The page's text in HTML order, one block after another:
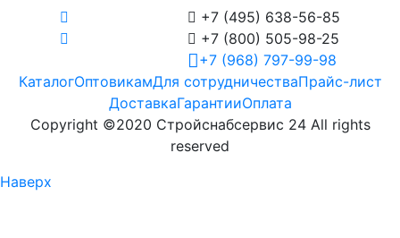
 +7 (495) 638-56-85
 +7 (800) 505-98-25
+7 (968) 797-99-98
КаталогОптовикамДля сотрудничестваПрайс-лист
ДоставкаГарантииОплата
Copyright ©2020 Стройснабсервис 24 All rights
reserved
Наверх